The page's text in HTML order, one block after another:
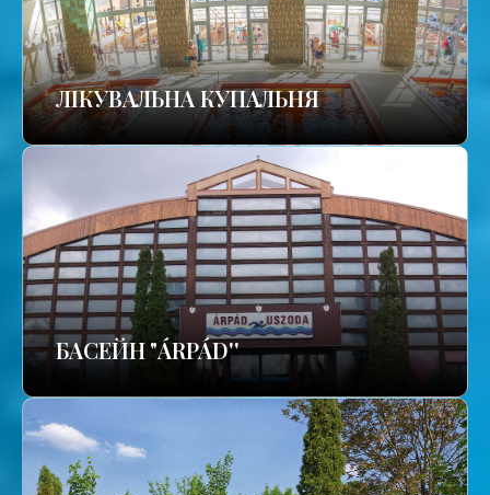
ЛІКУВАЛЬНА КУПАЛЬНЯ
БАСЕЙН "ÁRPÁD''